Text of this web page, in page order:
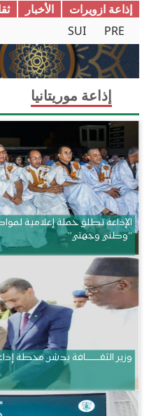
إذاعة ازويرات
الأخبار
PRE
SUI
إذاعة موريتانيا
الإذاعة تطلق حملة إعلامية
“وطني وجهتي”
وزير الثقــــــــــافة يدشن محطة